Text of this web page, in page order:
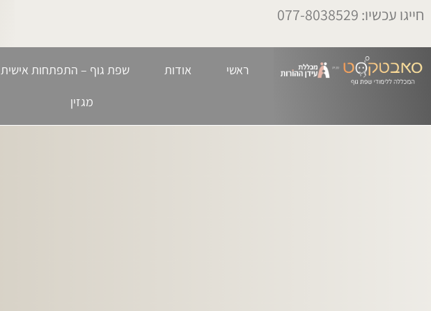
לתוכן
חייגו עכשיו: 077-8038529
ראשי אודות שפת גוף – התפתחות אישית
מגזין